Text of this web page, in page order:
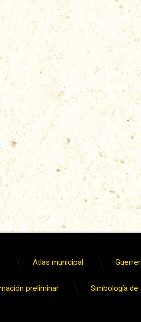
Atlas municipal
preliminar Simbología